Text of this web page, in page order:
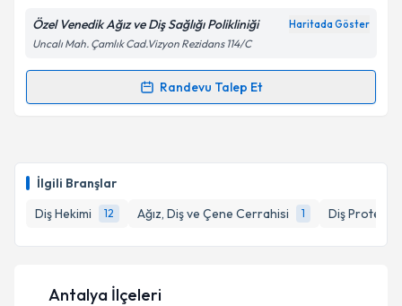
İlgili Branşlar
Diş Hekimi
12 Ağız, Diş ve Çene Cerrahisi 1 Diş Protez
Kişisel verilerimin işlenmesine ilişkinAydınlatma
Özel Venedik Ağız ve Diş Sağlığı Polikliniği Haritada Göster
Uncalı Mah. Çamlık Cad.Vizyon Rezidans 114/C
Randevu Talep Et
Randevu Takvimi Talebi
için bir takvim hazırlandığında e-posta ile
bilgilendireceğiz.
E-posta Adresiniz
Antalya İlçeleri